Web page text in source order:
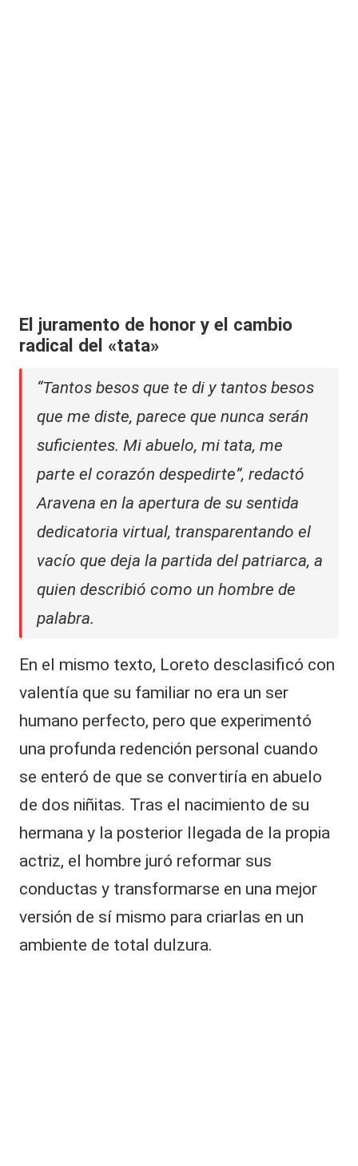
El juramento de honor y el cambio
radical del «tata»
“Tantos besos que te di y tantos besos
que me diste, parece que nunca serán
suficientes. Mi abuelo, mi tata, me
parte el corazón despedirte”, redactó
Aravena en la apertura de su sentida
dedicatoria virtual, transparentando el
vacío que deja la partida del patriarca, a
quien describió como un hombre de
palabra.
En el mismo texto, Loreto desclasificó con
valentía que su familiar no era un ser
humano perfecto, pero que experimentó
una profunda redención personal cuando
se enteró de que se convertiría en abuelo
de dos niñitas. Tras el nacimiento de su
hermana y la posterior llegada de la propia
actriz, el hombre juró reformar sus
conductas y transformarse en una mejor
versión de sí mismo para criarlas en un
ambiente de total dulzura.